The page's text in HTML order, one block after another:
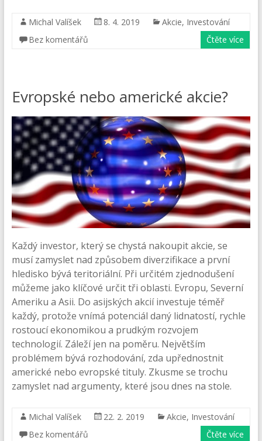
Michal Valíšek 8. 4. 2019 Akcie, Investování
Bez komentářů
Čtěte více
Evropské nebo americké akcie?
Každý investor, který se chystá nakoupit akcie, se
musí zamyslet nad způsobem diverzifikace a první
hledisko bývá teritoriální. Při určitém zjednodušení
můžeme jako klíčové určit tři oblasti. Evropu, Severní
Ameriku a Asii. Do asijských akcií investuje téměř
každý, protože vnímá potenciál daný lidnatostí, rychle
rostoucí ekonomikou a prudkým rozvojem
technologií. Záleží jen na poměru. Největším
problémem bývá rozhodování, zda upřednostnit
americké nebo evropské tituly. Zkusme se trochu
zamyslet nad argumenty, které jsou dnes na stole.
Michal Valíšek 22. 2. 2019 Akcie, Investování
Bez komentářů
Čtěte více